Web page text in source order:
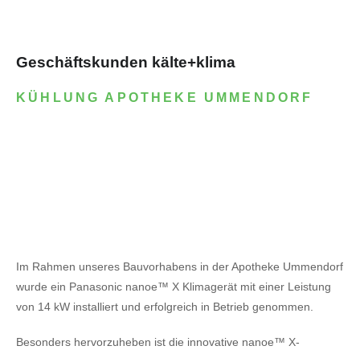
Geschäftskunden kälte+klima
KÜHLUNG APOTHEKE UMMENDORF
Im Rahmen unseres Bauvorhabens in der Apotheke Ummendorf
wurde ein Panasonic nanoe™ X Klimagerät mit einer Leistung
von 14 kW installiert und erfolgreich in Betrieb genommen.
Besonders hervorzuheben ist die innovative nanoe™ X-